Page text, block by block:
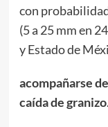
con
(5 a 25 mm en
y Estado de
acompañarse
caída de granizo.